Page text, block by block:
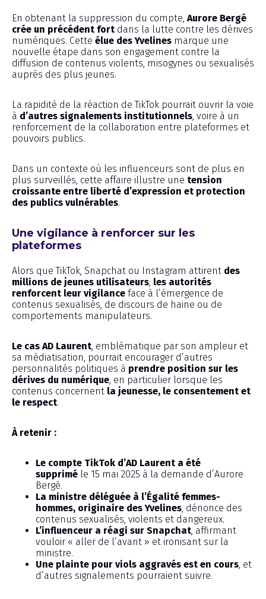
En obtenant la suppression du compte, Aurore Bergé
crée un précédent fort dans la lutte contre les dérives
numériques. Cette élue des Yvelines marque une
nouvelle étape dans son engagement contre la
diffusion de contenus violents, misogynes ou sexualisés
auprès des plus jeunes.
La rapidité de la réaction de TikTok pourrait ouvrir la voie
à d’autres signalements institutionnels , voire à un
renforcement de la collaboration entre plateformes et
pouvoirs publics.
Dans un contexte où les influenceurs sont de plus en
plus surveillés, cette affaire illustre une tension
croissante entre liberté d’expression et protection
des publics vulnérables.
Une vigilance à renforcer sur les
plateformes
Alors que TikTok, Snapchat ou Instagram attirent des
millions de jeunes utilisateurs les autorités
renforcent leur vigilance face à l’émergence de
contenus sexualisés, de discours de haine ou de
comportements manipulateurs.
Le cas AD Laurent , emblématique par son ampleur et
sa médiatisation, pourrait encourager d’autres
personnalités politiques à prendre position sur les
dérives du numérique , en particulier lorsque les
contenus concernent la jeunesse, le consentement et
le respect.
À retenir :
Le compte TikTok d’AD Laurent a été
supprimé le 15 mai 2025 à la demande d’Aurore
Bergé.
La ministre déléguée à l’Égalité femmes-
hommes, originaire des Yvelines , dénonce des
contenus sexualisés, violents et dangereux.
L’influenceur a réagi sur Snapchat , affirmant
vouloir « aller de l’avant » et ironisant sur la
ministre.
Une plainte pour viols aggravés est en cours , et
d’autres signalements pourraient suivre.